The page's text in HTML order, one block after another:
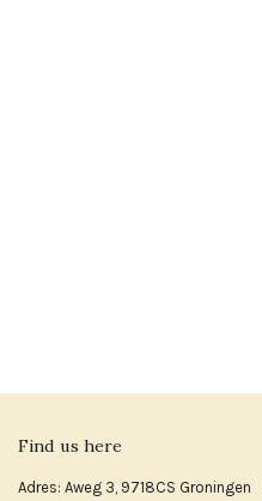
Find us here
Adres: Aweg 3, 9718CS Groningen